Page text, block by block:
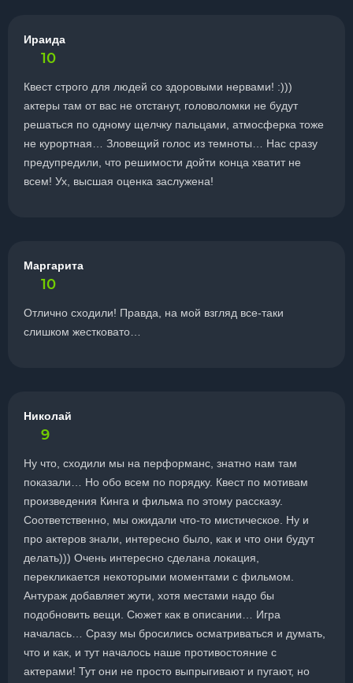
Ираида
10
Квест строго для людей со здоровыми нервами! :)))
актеры там от вас не отстанут, головоломки не будут
решаться по одному щелчку пальцами, атмосферка тоже
не курортная… Зловещий голос из темноты… Нас сразу
предупредили, что решимости дойти конца хватит не
всем! Ух, высшая оценка заслужена!
Маргарита
10
Отлично сходили! Правда, на мой взгляд все-таки
слишком жестковато…
Николай
9
Ну что, сходили мы на перформанс, знатно нам там
показали… Но обо всем по порядку. Квест по мотивам
произведения Кинга и фильма по этому рассказу.
Соответственно, мы ожидали что-то мистическое. Ну и
про актеров знали, интересно было, как и что они будут
делать))) Очень интересно сделана локация,
перекликается некоторыми моментами с фильмом.
Антураж добавляет жути, хотя местами надо бы
подобновить вещи. Сюжет как в описании… Игра
началась… Сразу мы бросились осматриваться и думать,
что и как, и тут началось наше противостояние с
актерами! Тут они не просто выпрыгивают и пугают, но